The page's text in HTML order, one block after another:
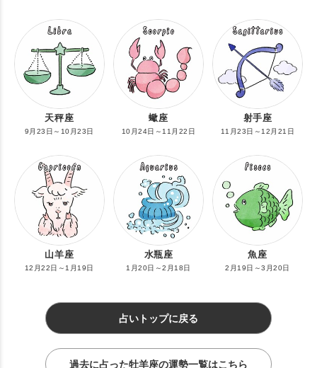
天秤座
9月23日～10月23日
蠍座
10月24日～11月22日
射手座
11月23日～12月21日
山羊座
12月22日～1月19日
水瓶座
1月20日～2月18日
魚座
2月19日～3月20日
占いトップに戻る
過去に占った牡羊座の運勢一覧はこちら